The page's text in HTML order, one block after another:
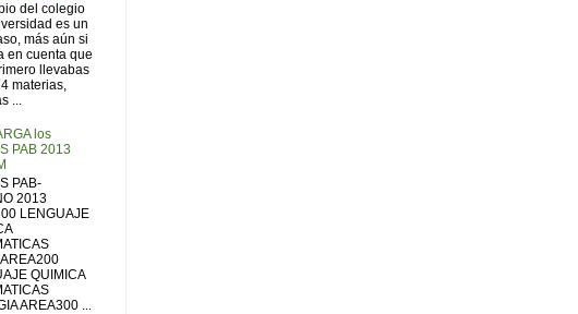
del colegio
es un
más aún si
en cuenta que
llevabas
materias,
...
los
PAB 2013
PAB-
2013
LENGUAJE
QUIMICA
AREA300 ...